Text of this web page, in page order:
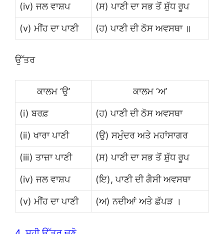
(iv) ਜਲ ਵਾਸ਼ਪ (ਸ) ਪਾਣੀ ਦਾ ਸਭ ਤੋਂ ਸ਼ੁੱਧ ਰੂਪ
(v) ਮੀਂਹ ਦਾ ਪਾਣੀ (ਹ) ਪਾਣੀ ਦੀ ਠੋਸ ਅਵਸਥਾ ॥
ਉੱਤਰ
ਕਾਲਮ ‘ਉ’ ਕਾਲਮ ‘ਅ’
(i) ਬਰਫ਼ (ਹ) ਪਾਣੀ ਦੀ ਠੋਸ ਅਵਸਥਾ
(ii) ਖਾਰਾ ਪਾਣੀ (ਉ) ਸਮੁੰਦਰ ਅਤੇ ਮਹਾਂਸਾਗਰ
(iii) ਤਾਜ਼ਾ ਪਾਣੀ (ਸ) ਪਾਣੀ ਦਾ ਸਭ ਤੋਂ ਸ਼ੁੱਧ ਰੂਪ
(iv) ਜਲ ਵਾਸ਼ਪ (ਇ), ਪਾਣੀ ਦੀ ਗੈਸੀ ਅਵਸਥਾ
(v) ਮੀਂਹ ਦਾ ਪਾਣੀ (ਅ) ਨਦੀਆਂ ਅਤੇ ਛੱਪੜ ।